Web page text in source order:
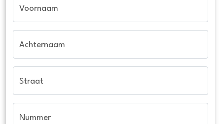
Voornaam
Achternaam
Straat
Nummer